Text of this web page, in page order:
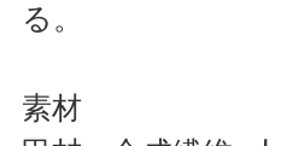
る。
素材